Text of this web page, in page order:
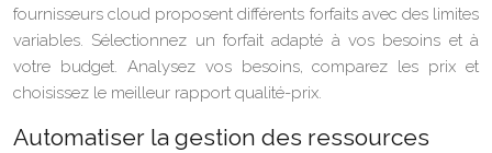
fournisseurs cloud proposent différents forfaits avec des limites
variables. Sélectionnez un forfait adapté à vos besoins et à
votre budget. Analysez vos besoins, comparez les prix et
choisissez le meilleur rapport qualité-prix.
Automatiser la gestion des ressources